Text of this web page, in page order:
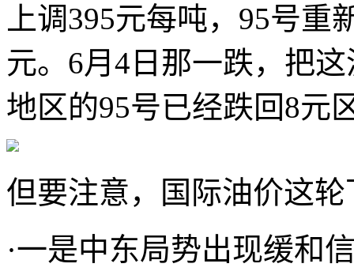
上调395元每吨，95号
元。6月4日那一跌，把
地区的95号已经跌回8元
但要注意，国际油价这
·一是中东局势出现缓和